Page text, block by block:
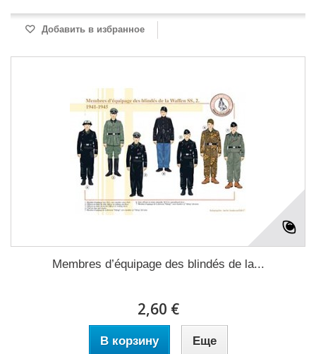
Добавить в избранное
Membres d’équipage des blindés de la...
2,60 €
В корзину Еще